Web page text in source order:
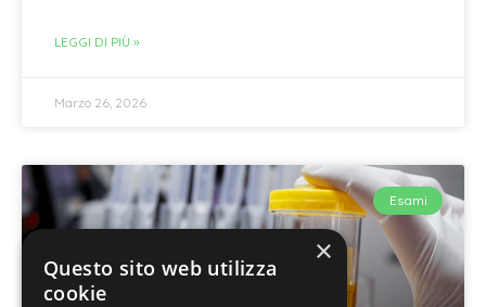
LEGGI DI PIÙ »
Marzo 26, 2026
Esami
×
Questo sito web utilizza
cookie